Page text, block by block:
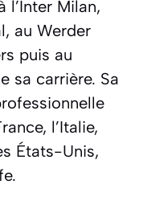
l’Inter Milan,
au Werder
puis au
sa carrière. Sa
l’Italie,
États-Unis,